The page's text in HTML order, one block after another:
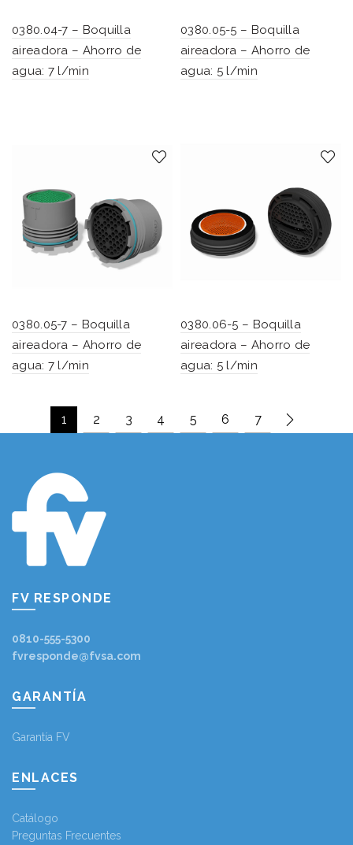
0380.04-7 – Boquilla
aireadora – Ahorro de
agua: 7 l/min
0380.05-5 – Boquilla
aireadora – Ahorro de
agua: 5 l/min
0380.05-7 – Boquilla
aireadora – Ahorro de
agua: 7 l/min
0380.06-5 – Boquilla
aireadora – Ahorro de
agua: 5 l/min
1 2 3 4 5 6 7
FV RESPONDE
0810-555-5300
fvresponde@fvsa.com
GARANTÍA
Garantía FV
ENLACES
Catálogo
Preguntas Frecuentes